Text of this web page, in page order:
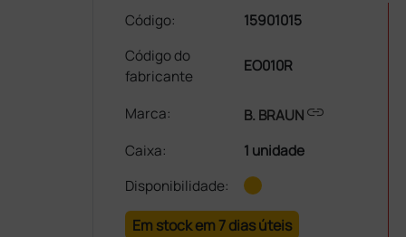
Código:
15901015
Código do
fabricante
EO010R
Marca: B. BRAUNlink
Caixa:
1 unidade
Disponibilidade:
Em stock em 7 dias úteis